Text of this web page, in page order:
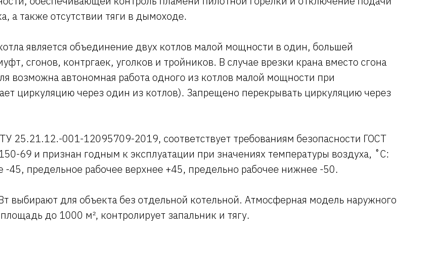
а также отсутствии тяги в дымоходе.
является объединение двух котлов малой мощности в один, большей
сгонов, контргаек, уголков и тройников. В случае врезки крана вместо сгона
возможна автономная работа одного из котлов малой мощности при
циркуляцию через один из котлов). Запрещено перекрывать циркуляцию через
25.21.12.-001-12095709-2019, соответствует требованиям безопасности ГОСТ
69 и признан годным к эксплуатации при значениях температуры воздуха, ˚С:
-45, предельное рабочее верхнее +45, предельно рабочее нижнее -50.
выбирают для объекта без отдельной котельной. Атмосферная модель наружного
до 1000 м², контролирует запальник и тягу.